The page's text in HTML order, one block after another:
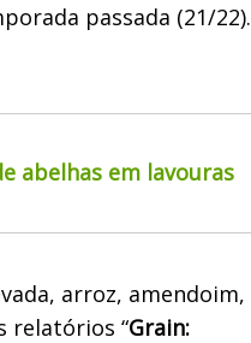
passada (21/22).
abelhas em lavouras
arroz, amendoim,
relatórios “Grain: